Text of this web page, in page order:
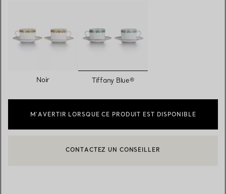
Noir sélectionnés
Tiffany Blue®
M’AVERTIR LORSQUE CE PRODUIT EST DISPONIBLE
CONTACTER UN CONSEILLER CLIENT OU PRENDRE RENDEZ-